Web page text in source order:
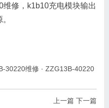
修，k1b10充电模块输出
30220维修 · ZZG13B-40220
上一篇 下一篇